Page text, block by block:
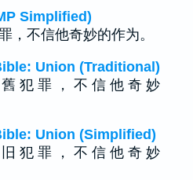
Simplified)
，不信他奇妙的作为。
Union (Traditional)
犯 罪 ， 不 信 他 奇 妙
Union (Simplified)
犯 罪 ， 不 信 他 奇 妙